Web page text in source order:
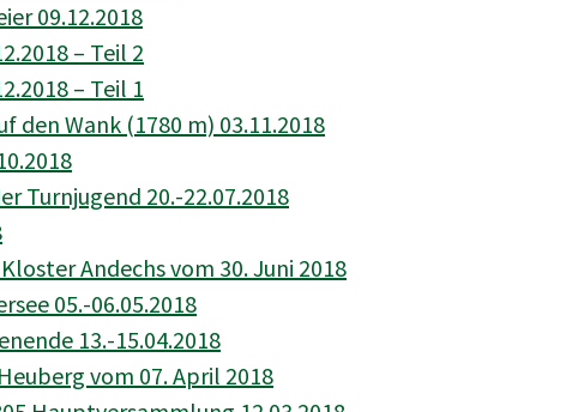
09.12.2018
– Teil 2
– Teil 1
den Wank (1780 m) 03.11.2018
Turnjugend 20.-22.07.2018
Andechs vom 30. Juni 2018
05.-06.05.2018
13.-15.04.2018
vom 07. April 2018